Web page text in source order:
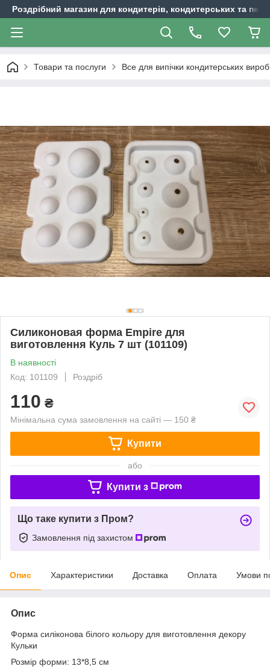
Роздрібний магазин для кондитерів, кондитерських та
Товари та послуги Все для випічки кондитерських
Силиконовая форма Empire для
виготовлення Куль 7 шт (101109)
В наявності
Код: 101109
Роздріб
110 ₴
Мінімальна сума замовлення на сайті — 150 ₴
Купити
або
Купити з
Що таке купити з Пром?
Замовлення під захистом
Опис Характеристики Доставка Оплата Умови
Опис
Форма силіконова білого кольору для виготовлення декору
Кульки
Розмір форми: 13*8,5 см